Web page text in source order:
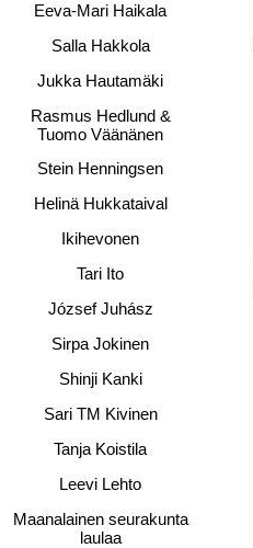
József Juhász
Eeva-Mari Haikala
Helinä Hukkataival
Ikihevonen
Stein Henningsen
Shinji Kanki
Leevi Lehto
Tari Ito
Tanja Koistila
Maanalainen seurakunta
laulaa
Rasmus Hedlund &
Tuomo Väänänen
Jukka Hautamäki
Salla Hakkola
Sirpa Jokinen
Sari TM Kivinen